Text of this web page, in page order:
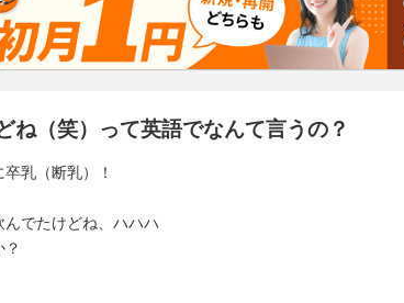
ね（笑）って英語でなんて言うの？
乳（断乳）！
でたけどね、ハハハ